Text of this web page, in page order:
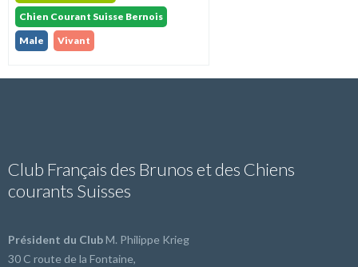
Chien Courant Suisse Bernois
Male
Vivant
Club Français des Brunos et des Chiens
courants Suisses
Président du ClubM. Philippe Krieg
30 C route de la Fontaine,